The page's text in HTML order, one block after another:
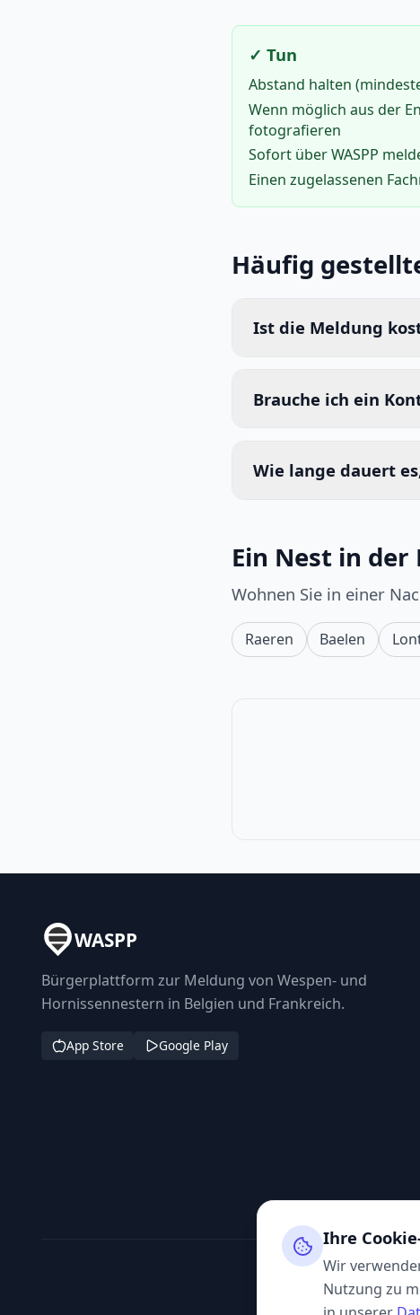
✓ Tun
Abstand halten
Wenn möglich aus der
fotografieren
Sofort über WASPP
Einen zugelassenen
Häufig
Ist die Meldung
Brauche ich ein
Wie lange dauert
Ein Nest in der
Wohnen Sie in einer
Raeren Baelen
WASPP
Bürgerplattform zur Meldung von Wespen- und
Hornissennestern in Belgien und Frankreich.
App Store Google Play
Ihre
Wir
Nutzung zu